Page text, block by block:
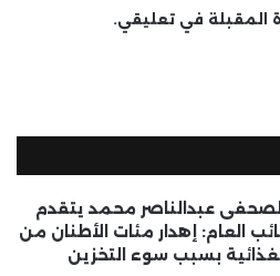
المقبلة في تعليقي.
الصحفى عبدالناصر محمد يتقدم
العام: إهدار مئات الأطنان من
بسبب سوء التخزين